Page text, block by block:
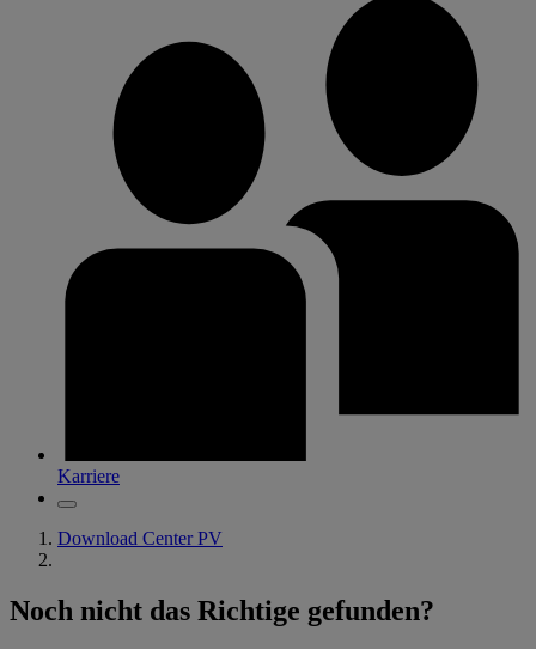
Karriere
Download Center PV
Noch nicht das Richtige gefunden?